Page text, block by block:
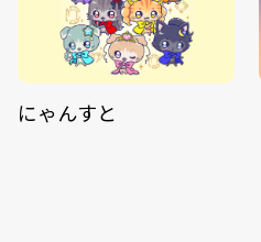
にゃんすと